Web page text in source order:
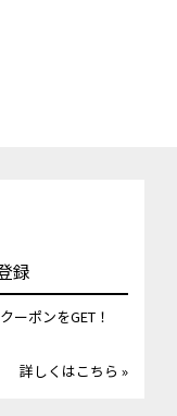
録
ーポンをGET！
詳しくはこちら »